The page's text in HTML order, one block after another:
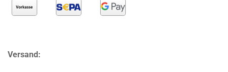
Versand: